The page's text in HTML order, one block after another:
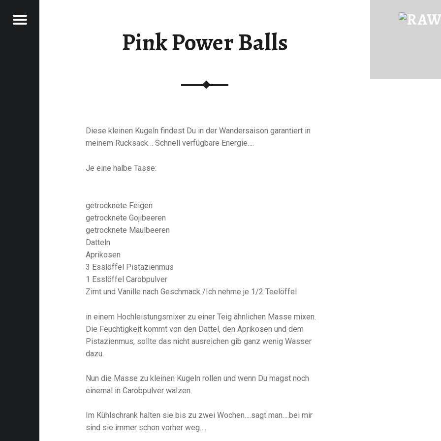
Menu
Pink Power Balls
Diese kleinen Kugeln findest Du in der Wandersaison garantiert in
meinem Rucksack… Schnell verfügbare Energie….
Je eine halbe Tasse:
getrocknete Feigen
getrocknete Gojibeeren
getrocknete Maulbeeren
Datteln
Aprikosen
3 Esslöffel Pistazienmus
1 Esslöffel Carobpulver
Zimt und Vanille nach Geschmack /Ich nehme je 1/2 Teelöffel
in einem Hochleistungsmixer zu einer Teig ähnlichen Masse mixen.
Die Feuchtigkeit kommt von den Dattel, den Aprikosen und dem
Pistazienmus, sollte das nicht ausreichen gib ganz wenig Wasser
dazu.
Nun die Masse zu kleinen Kugeln rollen und wenn Du magst noch
einemal in Carobpulver wälzen.
Im Kühlschrank halten sie bis zu zwei Wochen….sagt man….bei mir
sind sie immer schon vorher weg….